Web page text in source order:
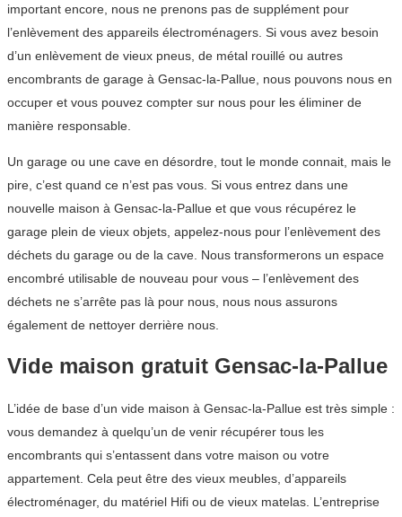
important encore, nous ne prenons pas de supplément pour
l’enlèvement des appareils électroménagers. Si vous avez besoin
d’un enlèvement de vieux pneus, de métal rouillé ou autres
encombrants de garage à Gensac-la-Pallue, nous pouvons nous en
occuper et vous pouvez compter sur nous pour les éliminer de
manière responsable.
Un garage ou une cave en désordre, tout le monde connait, mais le
pire, c’est quand ce n’est pas vous. Si vous entrez dans une
nouvelle maison à Gensac-la-Pallue et que vous récupérez le
garage plein de vieux objets, appelez-nous pour l’enlèvement des
déchets du garage ou de la cave. Nous transformerons un espace
encombré utilisable de nouveau pour vous – l’enlèvement des
déchets ne s’arrête pas là pour nous, nous nous assurons
également de nettoyer derrière nous.
Vide maison gratuit Gensac-la-Pallue
L’idée de base d’un vide maison à Gensac-la-Pallue est très simple :
vous demandez à quelqu’un de venir récupérer tous les
encombrants qui s’entassent dans votre maison ou votre
appartement. Cela peut être des vieux meubles, d’appareils
électroménager, du matériel Hifi ou de vieux matelas. L’entreprise